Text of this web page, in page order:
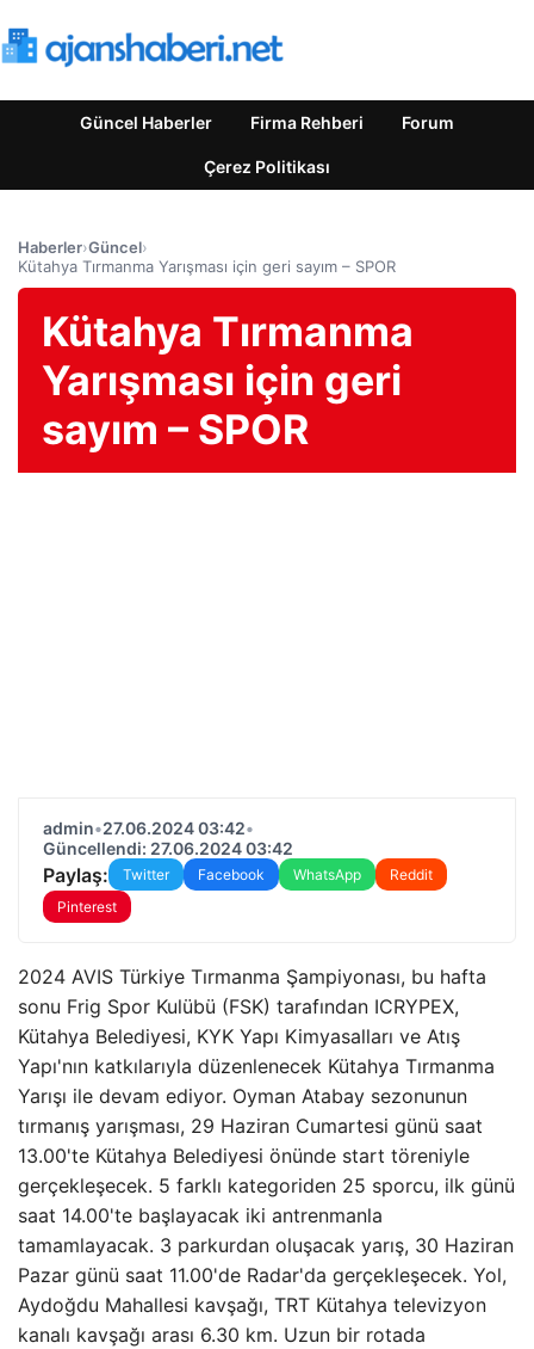
Güncel Haberler Firma Rehberi Forum
Çerez Politikası
Haberler›Güncel›
Kütahya Tırmanma Yarışması için geri sayım – SPOR
Kütahya Tırmanma
Yarışması için geri
sayım – SPOR
admin•27.06.2024 03:42•
Güncellendi: 27.06.2024 03:42
Paylaş: Twitter Facebook WhatsApp
Reddit
Pinterest
2024 AVIS Türkiye Tırmanma Şampiyonası, bu hafta
sonu Frig Spor Kulübü (FSK) tarafından ICRYPEX,
Kütahya Belediyesi, KYK Yapı Kimyasalları ve Atış
Yapı'nın katkılarıyla düzenlenecek Kütahya Tırmanma
Yarışı ile devam ediyor. Oyman Atabay sezonunun
tırmanış yarışması, 29 Haziran Cumartesi günü saat
13.00'te Kütahya Belediyesi önünde start töreniyle
gerçekleşecek. 5 farklı kategoriden 25 sporcu, ilk günü
saat 14.00'te başlayacak iki antrenmanla
tamamlayacak. 3 parkurdan oluşacak yarış, 30 Haziran
Pazar günü saat 11.00'de Radar'da gerçekleşecek. Yol,
Aydoğdu Mahallesi kavşağı, TRT Kütahya televizyon
kanalı kavşağı arası 6.30 km. Uzun bir rotada